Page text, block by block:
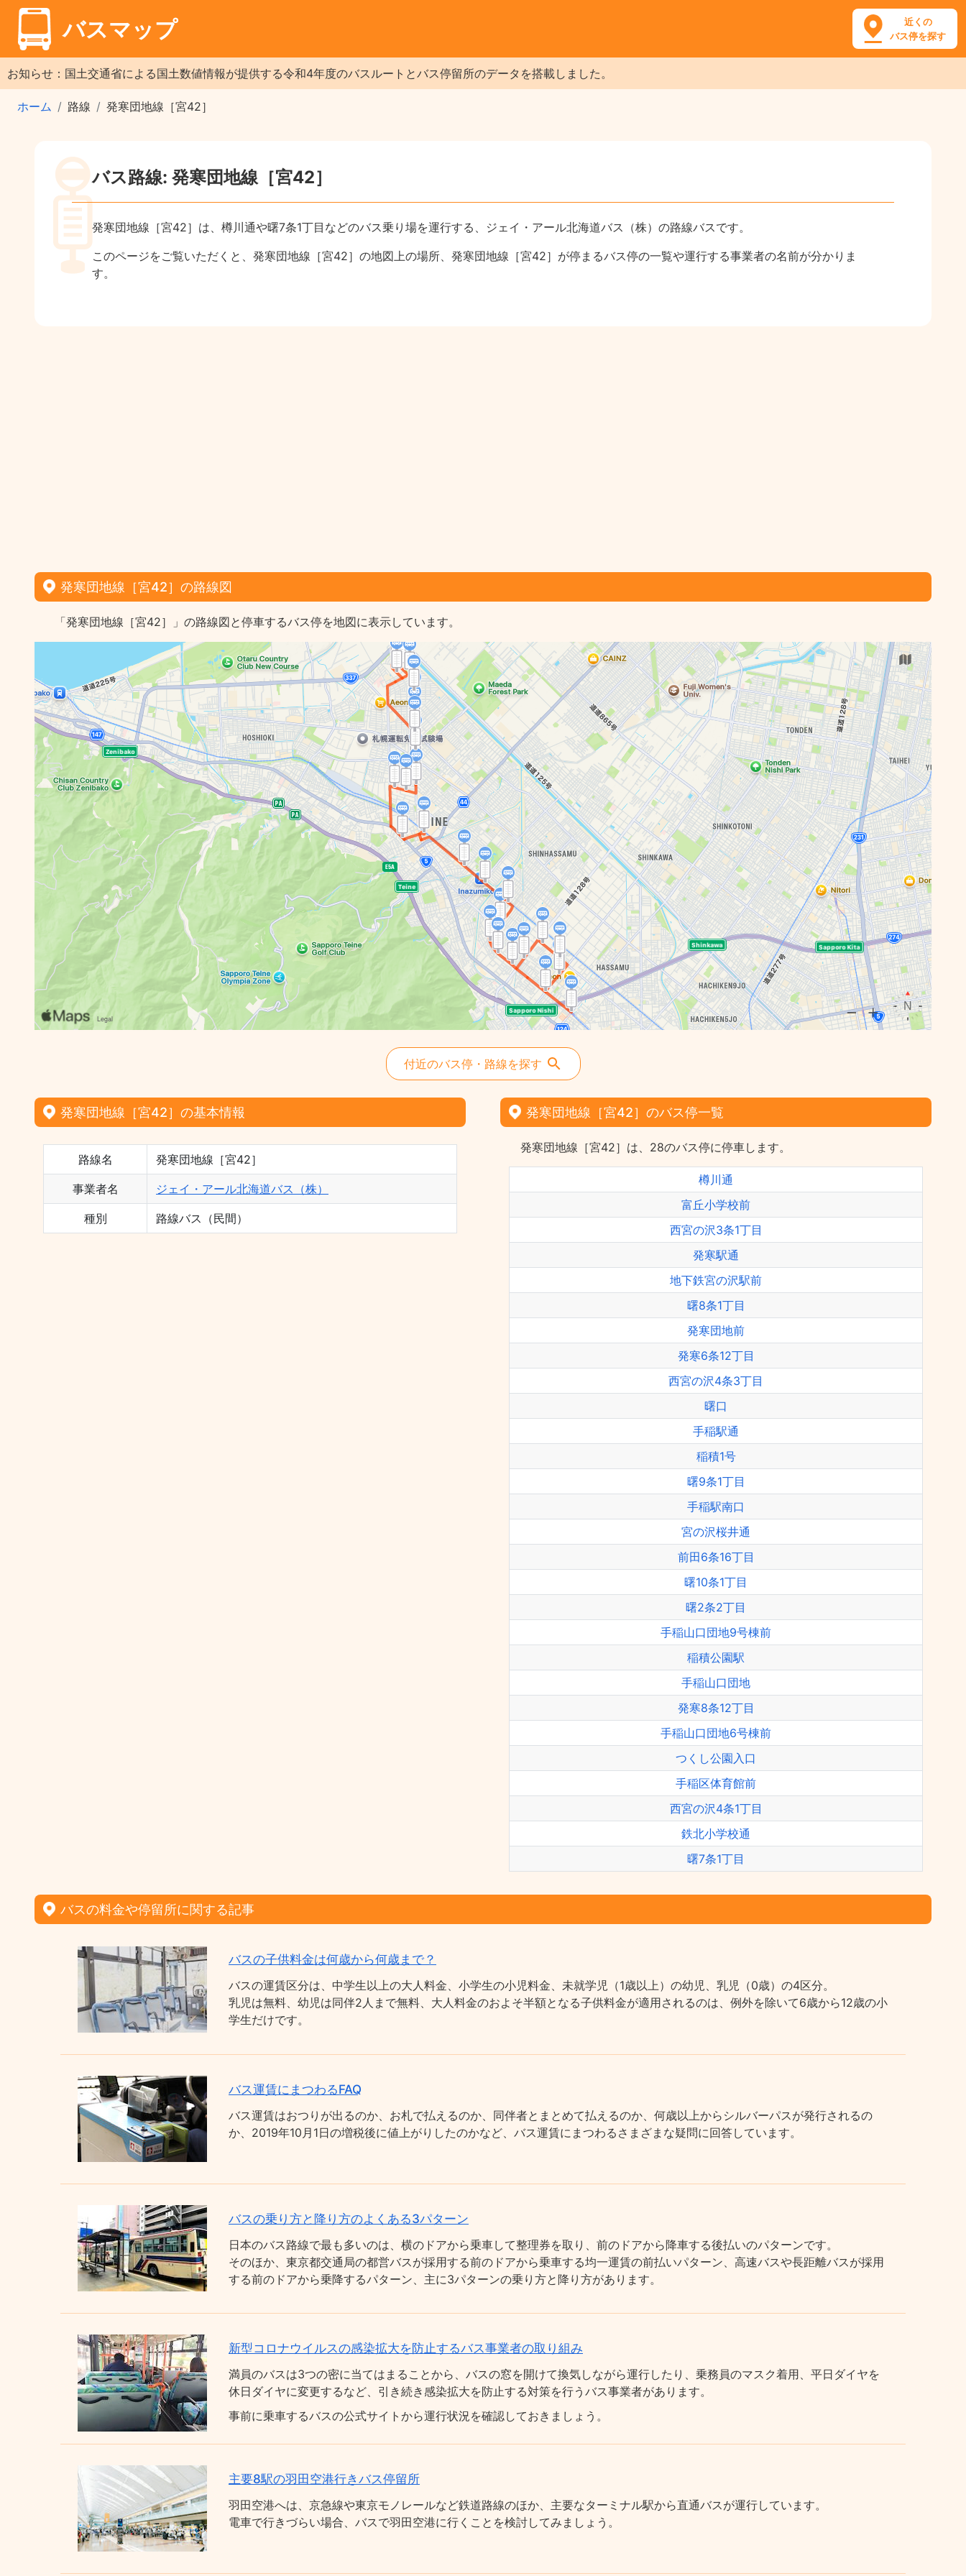
バスマップ
近くの
バス停を探す
お知らせ：国土交通省による国土数値情報が提供する令和4年度のバスルートとバス停留所のデータを搭載しました。
ホーム 路線 発寒団地線［宮42］
バス路線: 発寒団地線［宮42］
発寒団地線［宮42］は、樽川通や曙7条1丁目などのバス乗り場を運行する、ジェイ・アール北海道バス（株）の路線バスです。
このページをご覧いただくと、発寒団地線［宮42］の地図上の場所、発寒団地線［宮42］が停まるバス停の一覧や運行する事業者の名前が分かりま
す。
発寒団地線［宮42］の路線図
「発寒団地線［宮42］」の路線図と停車するバス停を地図に表示しています。
付近のバス停・路線を探す
発寒団地線［宮42］の基本情報
路線名 発寒団地線［宮42］
事業者名 ジェイ・アール北海道バス（株）
種別 路線バス（民間）
発寒団地線［宮42］のバス停一覧
発寒団地線［宮42］は、28のバス停に停車します。
樽川通
富丘小学校前
西宮の沢3条1丁目
発寒駅通
地下鉄宮の沢駅前
曙8条1丁目
発寒団地前
発寒6条12丁目
西宮の沢4条3丁目
曙口
手稲駅通
稲積1号
曙9条1丁目
手稲駅南口
宮の沢桜井通
前田6条16丁目
曙10条1丁目
曙2条2丁目
手稲山口団地9号棟前
稲積公園駅
手稲山口団地
発寒8条12丁目
手稲山口団地6号棟前
つくし公園入口
手稲区体育館前
西宮の沢4条1丁目
鉄北小学校通
曙7条1丁目
バスの料金や停留所に関する記事
バスの子供料金は何歳から何歳まで？
バスの運賃区分は、中学生以上の大人料金、小学生の小児料金、未就学児（1歳以上）の幼児、乳児（0歳）の4区分。
乳児は無料、幼児は同伴2人まで無料、大人料金のおよそ半額となる子供料金が適用されるのは、例外を除いて6歳から12歳の小
学生だけです。
バス運賃にまつわるFAQ
バス運賃はおつりが出るのか、お札で払えるのか、同伴者とまとめて払えるのか、何歳以上からシルバーパスが発行されるの
か、2019年10月1日の増税後に値上がりしたのかなど、バス運賃にまつわるさまざまな疑問に回答しています。
バスの乗り方と降り方のよくある3パターン
日本のバス路線で最も多いのは、横のドアから乗車して整理券を取り、前のドアから降車する後払いのパターンです。
そのほか、東京都交通局の都営バスが採用する前のドアから乗車する均一運賃の前払いパターン、高速バスや長距離バスが採用
する前のドアから乗降するパターン、主に3パターンの乗り方と降り方があります。
新型コロナウイルスの感染拡大を防止するバス事業者の取り組み
満員のバスは3つの密に当てはまることから、バスの窓を開けて換気しながら運行したり、乗務員のマスク着用、平日ダイヤを
休日ダイヤに変更するなど、引き続き感染拡大を防止する対策を行うバス事業者があります。
事前に乗車するバスの公式サイトから運行状況を確認しておきましょう。
主要8駅の羽田空港行きバス停留所
羽田空港へは、京急線や東京モノレールなど鉄道路線のほか、主要なターミナル駅から直通バスが運行しています。
電車で行きづらい場合、バスで羽田空港に行くことを検討してみましょう。